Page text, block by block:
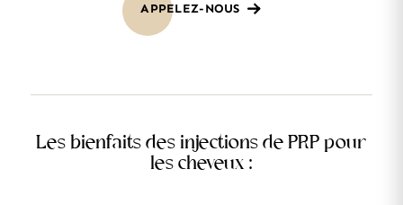
APPELEZ-NOUS
Les bienfaits des injections de PRP pour
les cheveux :